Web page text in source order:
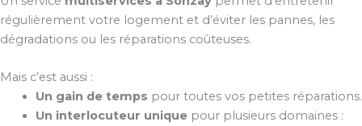
régulièrement votre logement et d’éviter les pannes, les
dégradations ou les réparations coûteuses.
Mais c’est aussi :
Un gain de temps pour toutes vos petites réparations.
Un interlocuteur uniquepour plusieurs domaines :